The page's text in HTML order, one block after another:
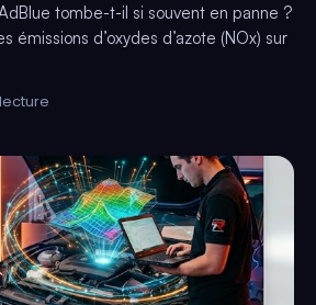
tombe-t-il si souvent en panne ?
émissions d’oxydes d’azote (NOx) sur